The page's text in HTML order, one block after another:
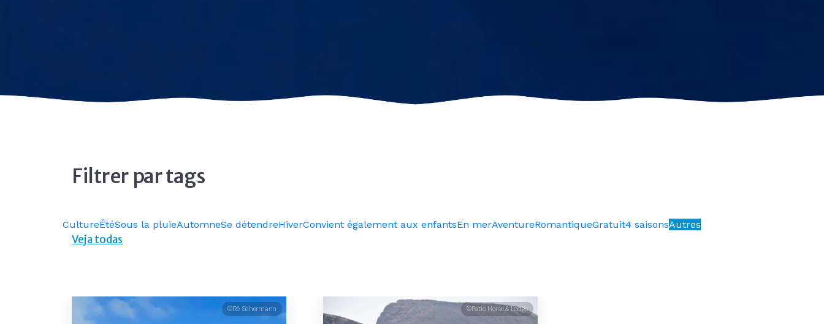
Filtrer par tags
CultureÉtéSous la pluieAutomneSe détendreHiverConvient également aux enfantsEn merAventureRomantiqueGratuit4 saisonsAutres
Veja todas
©Rê Schermann ©Patio Horse & Lodge